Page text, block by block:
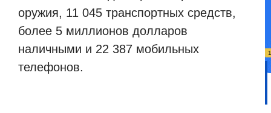
оружия, 11 045 транспортных средств,
более 5 миллионов долларов
наличными и 22 387 мобильных
телефонов.